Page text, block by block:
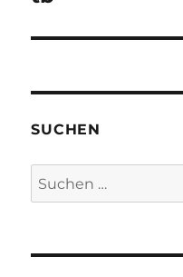
SUCHEN
Suchen
nach: